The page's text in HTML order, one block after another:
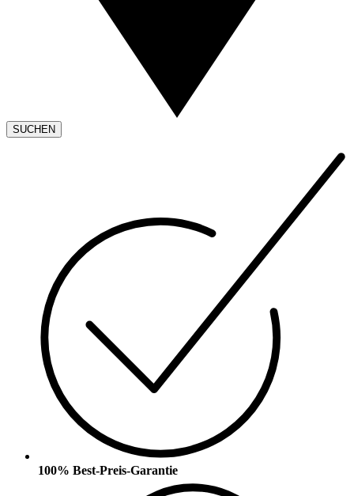
SUCHEN
100% Best-Preis-Garantie